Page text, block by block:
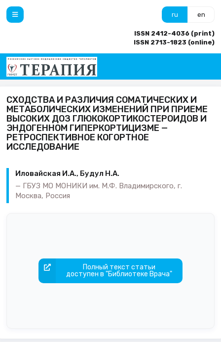
ru en
ISSN 2412-4036 (print)
ISSN 2713-1823 (online)
СХОДСТВА И РАЗЛИЧИЯ СОМАТИЧЕСКИХ И
МЕТАБОЛИЧЕСКИХ ИЗМЕНЕНИЙ ПРИ ПРИЕМЕ
ВЫСОКИХ ДОЗ ГЛЮКОКОРТИКОСТЕРОИДОВ И
ЭНДОГЕННОМ ГИПЕРКОРТИЦИЗМЕ —
РЕТРОСПЕКТИВНОЕ КОГОРТНОЕ
ИССЛЕДОВАНИЕ
Иловайская И.А., Будул Н.А.
ГБУЗ МО МОНИКИ им. М.Ф. Владимирского, г.
Москва, Россия
Полный текст статьи
доступен в "Библиотеке Врача"